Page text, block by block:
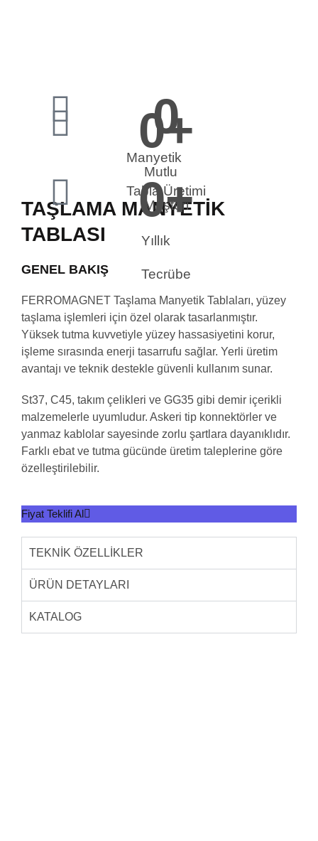
Manyetik
Tabla Üretimi
0
Mutlu
Müşteri
0+
Yıllık
Tecrübe
0+
TAŞLAMA MANYETIK
TABLASI
GENEL BAKIŞ
FERROMAGNET Taşlama Manyetik Tablaları, yüzey
taşlama işlemleri için özel olarak tasarlanmıştır.
Yüksek tutma kuvvetiyle yüzey hassasiyetini korur,
işleme sırasında enerji tasarrufu sağlar. Yerli üretim
avantajı ve teknik destekle güvenli kullanım sunar.
St37, C45, takım çelikleri ve GG35 gibi demir içerikli
malzemelerle uyumludur. Askeri tip konnektörler ve
yanmaz kablolar sayesinde zorlu şartlara dayanıklıdır.
Farklı ebat ve tutma gücünde üretim taleplerine göre
özelleştirilebilir.
Fiyat Teklifi Al
TEKNİK ÖZELLİKLER
ÜRÜN DETAYLARI
KATALOG